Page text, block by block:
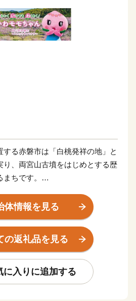
する赤磐市は「白桃発祥の地」と
り、両宮山古墳をはじめとする歴
ちです。
と”を“未来”へつなぎ、すべての
れ、いきいきと暮らせるまちを創
現するために、市民と行政が一体
推進しています。
も残るふるさと赤磐市"への思
るさと応援寄附金によってかた
体情報を見る
の返礼品を見る
に入りに追加する